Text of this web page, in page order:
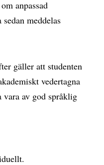
anpassad
meddelas
gäller att studenten
vedertagna
vara av god språklig